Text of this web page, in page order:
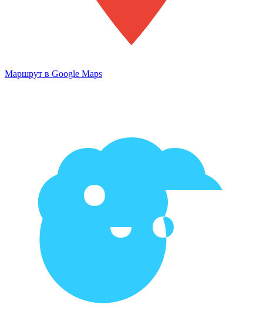
Маршрут в Google Maps